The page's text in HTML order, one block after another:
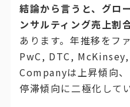
結論から言うと、グロ
ンサルティング売上割
あります。年推移をフ
PwC, DTC,
Companyは上昇傾向
停滞傾向に二極化して